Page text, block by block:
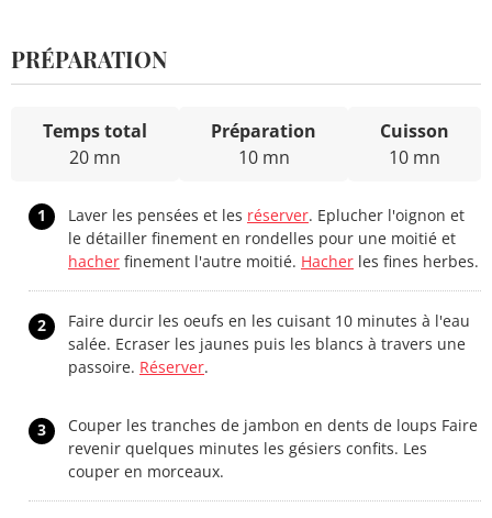
PRÉPARATION
Temps total
20 mn
Préparation
10 mn
Cuisson
10 mn
1 Laver les pensées et les réserver. Eplucher l'oignon et
le détailler finement en rondelles pour une moitié et
hacher finement l'autre moitié. Hacher les fines herbes.
2
Faire durcir les oeufs en les cuisant 10 minutes à l'eau
salée. Ecraser les jaunes puis les blancs à travers une
passoire. Réserver.
3
Couper les tranches de jambon en dents de loups Faire
revenir quelques minutes les gésiers confits. Les
couper en morceaux.